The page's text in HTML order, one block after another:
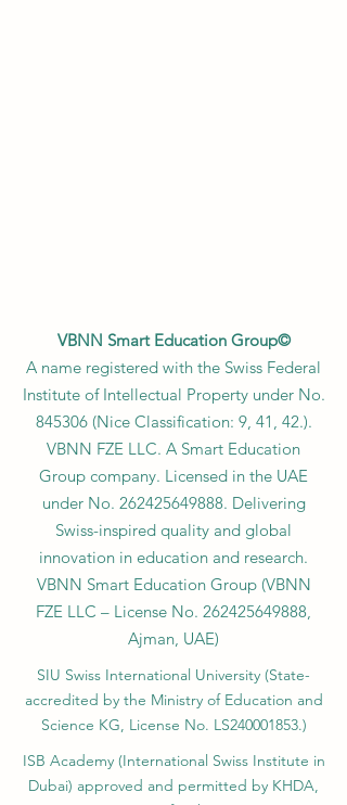
VBNN Smart Education Group©
A name registered with the Swiss Federal
Institute of Intellectual Property under No.
845306 (Nice Classification: 9, 41, 42.).
VBNN FZE LLC. A Smart Education
Group company. Licensed in the UAE
under No. 262425649888. Delivering
Swiss-inspired quality and global
innovation in education and research.
VBNN Smart Education Group (VBNN
FZE LLC – License No. 262425649888,
Ajman, UAE)
SIU Swiss International University (State-
accredited by the Ministry of Education and
Science KG, License No. LS240001853.)
ISB Academy (International Swiss Institute in
Dubai) approved and permitted by KHDA,